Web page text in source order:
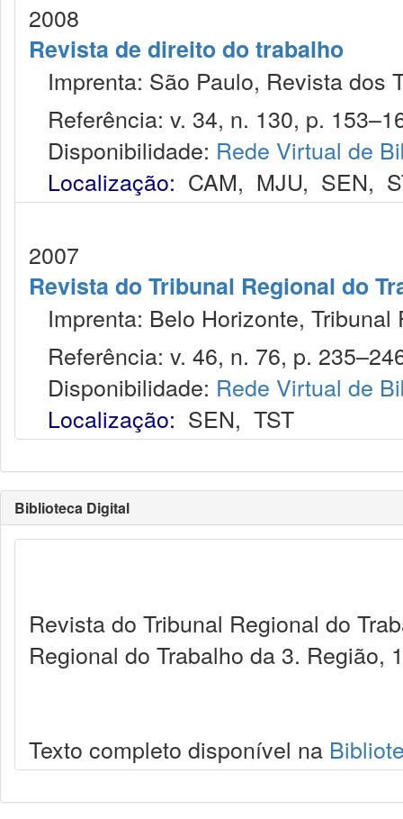
2008
Revista de direito do trabalho
Imprenta: São Paulo, Revista dos
Referência: v. 34, n. 130, p.
Disponibilidade: Rede Virtual de
Localização: CAM, MJU, SEN,
2007
Revista do Tribunal Regional do
Imprenta: Belo Horizonte,
Referência: v. 46, n. 76, p.
Disponibilidade: Rede Virtual de
Localização: SEN, TST
Biblioteca Digital
Revista do Tribunal Regional do
Regional do Trabalho da 3. Região,
Texto completo disponível na